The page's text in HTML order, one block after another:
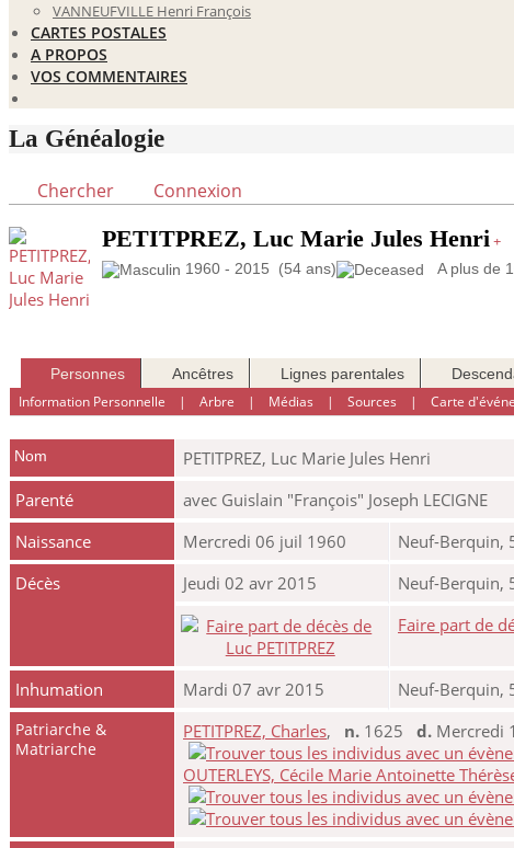
VANNEUFVILLE Henri François
CARTES POSTALES
A PROPOS
VOS COMMENTAIRES
La Généalogie
Chercher Connexion
PETITPREZ, Luc Marie Jules Henri +
1960 - 2015 (54 ans) A plus de
Personnes Ancêtres Lignes parentales
Information Personnelle |Arbre | Médias |Sources |Carte
Nom PETITPREZ, Luc Marie Jules Henri
Parenté
avec Guislain "François" Joseph LECIGNE
Naissance
Mercredi 06 juil 1960 Neuf-Berquin,
Décès
Jeudi 02 avr 2015
Neuf-Berquin,
Faire part de
Inhumation Mardi 07 avr 2015 Neuf-Berquin,
Patriarche &
Matriarche
PETITPREZ, Charles, n. 1625 d. Mercredi
OUTERLEYS, Cécile Marie Antoinette